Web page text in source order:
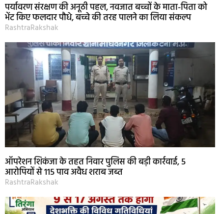
पर्यावरण संरक्षण की अनूठी पहल, नवजात बच्चों के माता-पिता को
भेंट किए फलदार पौधे, बच्चे की तरह पालने का लिया संकल्प
RashtraRakshak
ऑपरेशन शिकंजा के तहत निवार पुलिस की बड़ी कार्रवाई, 5
आरोपियों से 115 पाव अवैध शराब जब्त
RashtraRakshak